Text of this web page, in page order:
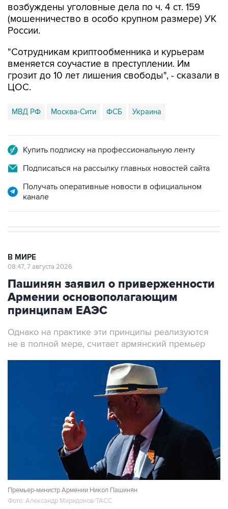
возбуждены уголовные дела по ч. 4 ст. 159
(мошенничество в особо крупном размере) УК
России.
"Сотрудникам криптообменника и курьерам
вменяется соучастие в преступлении. Им
грозит до 10 лет лишения свободы", - сказали в
ЦОС.
МВД РФ Москва-Сити ФСБ Украина
Купить подписку на профессиональную ленту
Подписаться на рассылку главных новостей сайта
Получать оперативные новости в официальном
канале
В МИРЕ
08:47, 7 августа 2026
Пашинян заявил о приверженности
Армении основополагающим
принципам ЕАЭС
Однако на практике эти принципы реализуются
не в полной мере, считает армянский премьер
Премьер-министр Армении Никол Пашинян
Фото: Александр Миридонов/ТАСС